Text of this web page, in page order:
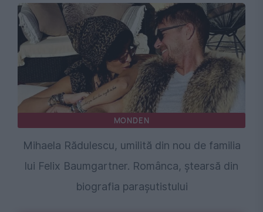
MONDEN
Mihaela Rădulescu, umilită din nou de familia
lui Felix Baumgartner. Românca, ștearsă din
biografia parașutistului